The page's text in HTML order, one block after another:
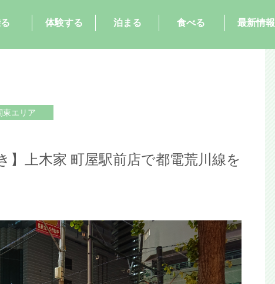
体験する 泊まる 食べる 最新情報
東エリア
】上木家 町屋駅前店で都電荒川線を